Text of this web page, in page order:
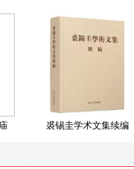
裘锡圭学术文集续编